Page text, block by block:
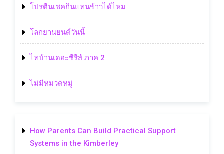
โปรตีนเชคกินแทนข้าวได้ไหม
โลกยานยนต์วันนี้
ไทบ้านเดอะซีรีส์ ภาค 2
ไม่มีหมวดหมู่
How Parents Can Build Practical Support
Systems in the Kimberley